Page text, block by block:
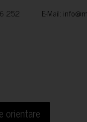
252 E-Mail:
orientare